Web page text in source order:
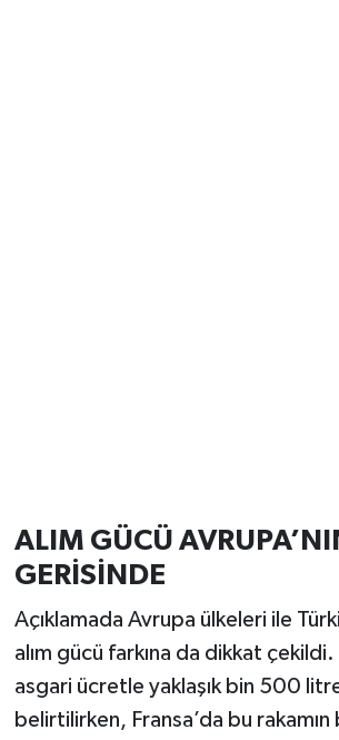
ALIM GÜCÜ
GERİSİNDE
Açıklamada Avrupa ülkeleri ile
alım gücü farkına da dikkat
asgari ücretle yaklaşık bin 500
belirtilirken, Fransa’da bu